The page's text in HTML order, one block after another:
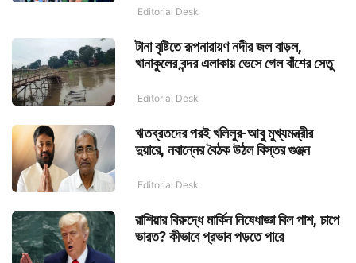
Editorial Desk
টানা বৃষ্টিতে রূপনারায়ণ নদীর জল বাড়ল,
খানাকুলের বন্দর এলাকায় ভেসে গেল বাঁশের সেতু
Editorial Desk
ঋতব্রতদের পরই খলিলুর-আবু মুখ্যমন্ত্রীর
দুয়ারে, নবান্নের বৈঠক উঠল বিস্তর গুঞ্জন
Editorial Desk
রাশিয়ার বিরুদ্ধে মার্কিন নিষেধাজ্ঞা বিল পাশ, চাপে
ভারত? কীভাবে প্রভাব পড়তে পারে